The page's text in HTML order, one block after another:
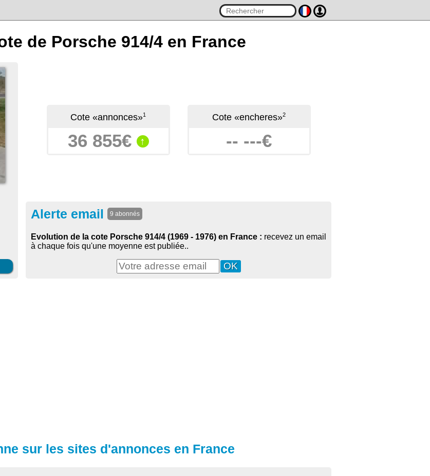
de Porsche 914/4 en France
Cote «annonces»1
36 855€ ↑
Cote «encheres»2
-- ---€
Alerte email 9 abonnés
Evolution de la cote Porsche 914/4 (1969 - 1976) en France : recevez un email
à chaque fois qu'une moyenne est publiée..
sur les sites d'annonces en France